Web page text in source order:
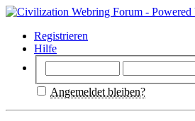
Registrieren
Hilfe
Angemeldet bleiben?